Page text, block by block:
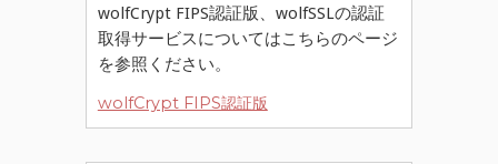
wolfCrypt FIPS認証版、wolfSSLの認証
取得サービスについてはこちらのページ
を参照ください。
wolfCrypt FIPS認証版